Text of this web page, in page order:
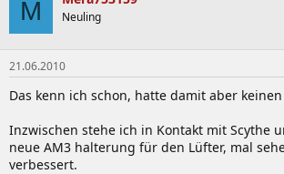
M Neuling
21.06.2010
Das kenn ich schon, hatte damit aber
Inzwischen stehe ich in Kontakt mit Scythe
neue AM3 halterung für den Lüfter, mal
verbessert.